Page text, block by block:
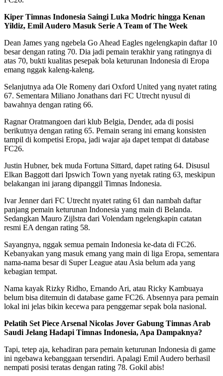
Kiper Timnas Indonesia Saingi Luka Modric hingga Kenan
Yildiz, Emil Audero Masuk Serie A Team of The Week
Dean James yang ngebela Go Ahead Eagles ngelengkapin daftar 10
besar dengan rating 70. Dia jadi pemain terakhir yang ratingnya di
atas 70, bukti kualitas pesepak bola keturunan Indonesia di Eropa
emang nggak kaleng-kaleng.
Selanjutnya ada Ole Romeny dari Oxford United yang nyatet rating
67. Sementara Miliano Jonathans dari FC Utrecht nyusul di
bawahnya dengan rating 66.
Ragnar Oratmangoen dari klub Belgia, Dender, ada di posisi
berikutnya dengan rating 65. Pemain serang ini emang konsisten
tampil di kompetisi Eropa, jadi wajar aja dapet tempat di database
FC26.
Justin Hubner, bek muda Fortuna Sittard, dapet rating 64. Disusul
Elkan Baggott dari Ipswich Town yang nyetak rating 63, meskipun
belakangan ini jarang dipanggil Timnas Indonesia.
Ivar Jenner dari FC Utrecht nyatet rating 61 dan nambah daftar
panjang pemain keturunan Indonesia yang main di Belanda.
Sedangkan Mauro Zijlstra dari Volendam ngelengkapin catatan
resmi EA dengan rating 58.
Sayangnya, nggak semua pemain Indonesia ke-data di FC26.
Kebanyakan yang masuk emang yang main di liga Eropa, sementara
nama-nama besar di Super League atau Asia belum ada yang
kebagian tempat.
Nama kayak Rizky Ridho, Ernando Ari, atau Ricky Kambuaya
belum bisa ditemuin di database game FC26. Absennya para pemain
lokal ini jelas bikin kecewa para penggemar sepak bola nasional.
Pelatih Set Piece Arsenal Nicolas Jover Gabung Timnas Arab
Saudi Jelang Hadapi Timnas Indonesia, Apa Dampaknya?
Tapi, tetep aja, kehadiran para pemain keturunan Indonesia di game
ini ngebawa kebanggaan tersendiri. Apalagi Emil Audero berhasil
nempati posisi teratas dengan rating 78. Gokil abis!